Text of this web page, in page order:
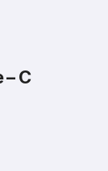
C